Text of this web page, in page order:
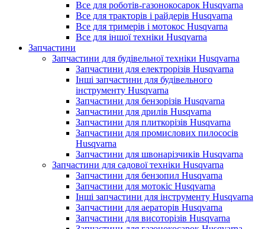
Все для роботів-газонокосарок Husqvarna
Все для тракторів і райдерів Husqvarna
Все для тримерів і мотокос Husqvarna
Все для іншої техніки Husqvarna
Запчастини
Запчастини для будівельної техніки Husqvarna
Запчастини для електрорізів Husqvarna
Інші запчастини для будівельного
інструменту Husqvarna
Запчастини для бензорізів Husqvarna
Запчастини для дрилів Husqvarna
Запчастини для плиткорізів Husqvarna
Запчастини для промислових пилососів
Husqvarna
Запчастини для швонарізчиків Husqvarna
Запчастини для садової техніки Husqvarna
Запчастини для бензопил Husqvarna
Запчастини для мотокіс Husqvarna
Інші запчастини для інструменту Husqvarna
Запчастини для аераторів Husqvarna
Запчастини для висоторізів Husqvarna